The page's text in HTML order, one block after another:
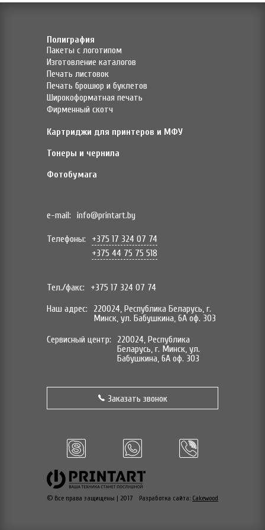
Полиграфия
Пакеты с логотипом
Изготовление каталогов
Печать листовок
Печать брошюр и буклетов
Широкоформатная печать
Фирменный скотч
Картриджи для принтеров и МФУ
Тонеры и чернила
Фотобумага
e-mail: info@printart.by
Телефоны:
+375 17 324 07 74
+375 44 75 75 518
Тел./факс:
+375 17 324 07 74
Наш адрес:
220024, Республика Беларусь, г.
Минск, ул. Бабушкина, 6А оф. 303
Сервисный центр:
220024, Республика
Беларусь, г. Минск, ул.
Бабушкина, 6А оф. 303
Заказать звонок
© Все права защищены | 2017 Разработка сайта: Cakewood